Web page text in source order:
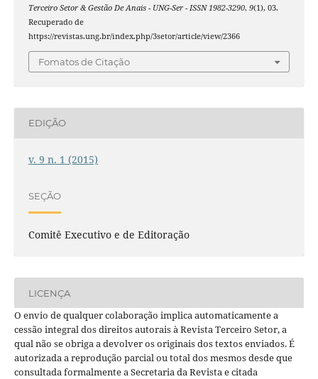
Terceiro Setor & Gestão De Anais - UNG-Ser - ISSN 1982-3290, 9(1), 03.
Recuperado de
https://revistas.ung.br/index.php/3setor/article/view/2366
Fomatos de Citação
EDIÇÃO
v. 9 n. 1 (2015)
SEÇÃO
Comitê Executivo e de Editoração
LICENÇA
O envio de qualquer colaboração implica automaticamente a
cessão integral dos direitos autorais à Revista Terceiro Setor, a
qual não se obriga a devolver os originais dos textos enviados. É
autorizada a reprodução parcial ou total dos mesmos desde que
consultada formalmente a Secretaria da Revista e citada